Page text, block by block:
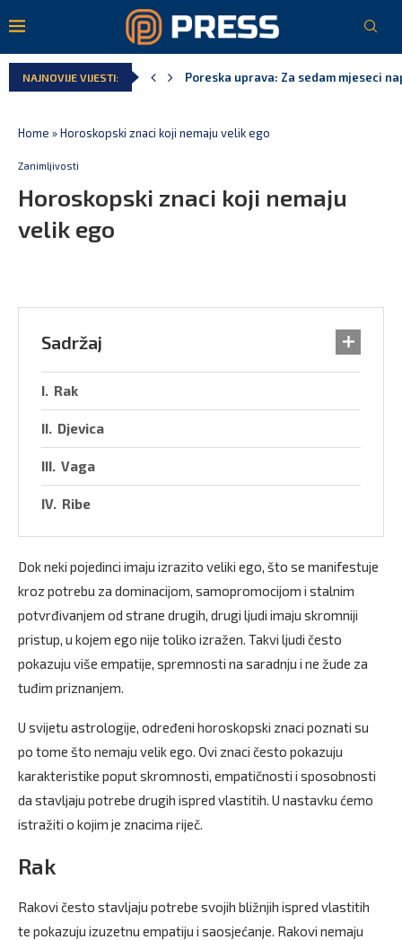
NAJNOVIJE VIJESTI:
Poreska uprava: Za sedam mjeseci
Home »Horoskopski znaci koji nemaju velik ego
Zanimljivosti
Horoskopski znaci koji nemaju
velik ego
Sadržaj
Rak
Djevica
Vaga
Ribe
Dok neki pojedinci imaju izrazito veliki ego, što se manifestuje
kroz potrebu za dominacijom, samopromocijom i stalnim
potvrđivanjem od strane drugih, drugi ljudi imaju skromniji
pristup, u kojem ego nije toliko izražen. Takvi ljudi često
pokazuju više empatije, spremnosti na saradnju i ne žude za
tuđim priznanjem.
U svijetu astrologije, određeni horoskopski znaci poznati su
po tome što nemaju velik ego. Ovi znaci često pokazuju
karakteristike poput skromnosti, empatičnosti i sposobnosti
da stavljaju potrebe drugih ispred vlastitih. U nastavku ćemo
istražiti o kojim je znacima riječ.
Rak
Rakovi često stavljaju potrebe svojih bližnjih ispred vlastitih
te pokazuju izuzetnu empatiju i saosjećanje. Rakovi nemaju